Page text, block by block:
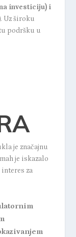
investiciju)i
. Uz široku
podršku u
je značajnu
je iskazalo
za